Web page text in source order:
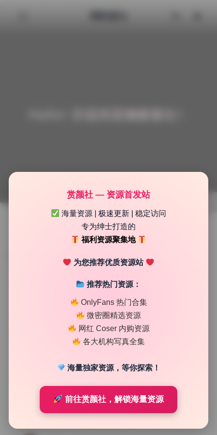
次元高清图库
Byoru 359期380.7G 全套写真 原档极品画册 长期收录
赏颜社 — 资源首发站
海量资源 | 极速更新 | 稳定访问
专为绅士打造的
福利资源聚集地
为您推荐优质资源站
推荐热门资源：
OnlyFans 热门合集
微密圈精选资源
网红 Coser 内购资源
各大机构写真全集
海量独家资源，等你探索！
前往赏颜社，解锁海量资源